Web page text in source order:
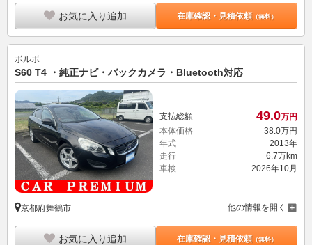
お気に入り追加 在庫確認・見積依頼（無料）
ボルボ
S60 T4 ・純正ナビ・バックカメラ・Bluetooth対応
支払総額 49.0万円
本体価格
38. 0万円
年式
2013年
走行
6.7万km
車検
2026年10月
京都府舞鶴市 他の情報を開く
お気に入り追加 在庫確認・見積依頼（無料）